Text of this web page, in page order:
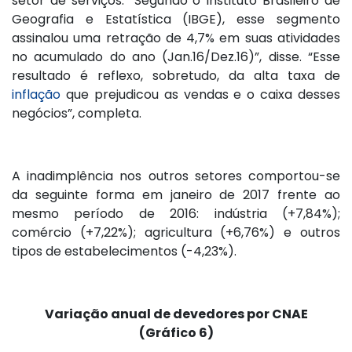
Geografia e Estatística (IBGE), esse segmento
assinalou uma retração de 4,7% em suas atividades
no acumulado do ano (Jan.16/Dez.16)”, disse. “Esse
resultado é reflexo, sobretudo, da alta taxa de
inflação que prejudicou as vendas e o caixa desses
negócios”, completa.
A inadimplência nos outros setores comportou-se
da seguinte forma em janeiro de 2017 frente ao
mesmo período de 2016: indústria (+7,84%);
comércio (+7,22%); agricultura (+6,76%) e outros
tipos de estabelecimentos (-4,23%).
Variação anual de devedores por CNAE
(Gráfico 6)